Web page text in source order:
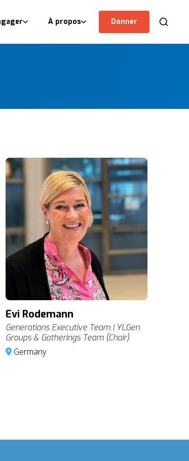
À propos Donner
Evi Rodemann
Generations Executive Team | YLGen
Groups & Gatherings Team (Chair)
Germany